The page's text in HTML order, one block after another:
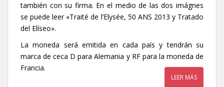
también con su firma. En el medio de las dos imágnes
se puede leer «Traité de l’Elysée, 50 ANS 2013 y Tratado
del Elíseo».
La moneda será emitida en cada país y tendrán su
marca de ceca D para Alemania y RF para la moneda de
Francia.
LEER MÁS